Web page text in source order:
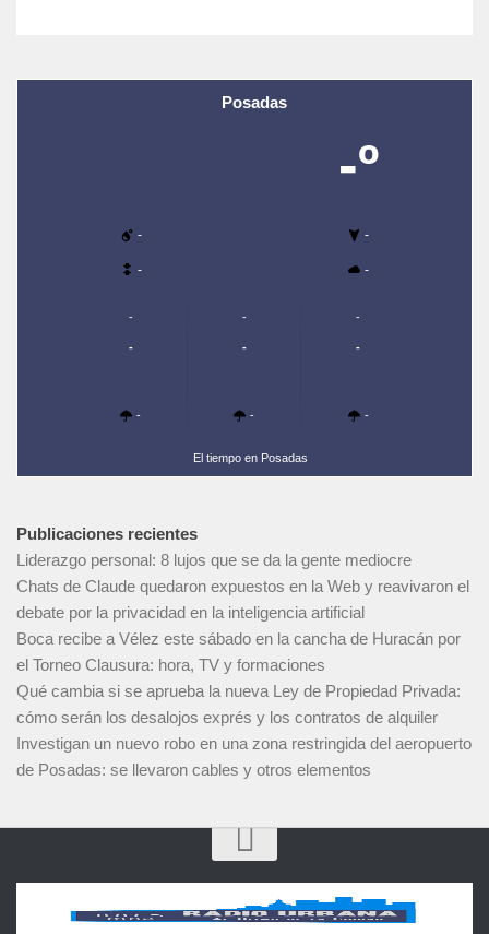
Posadas
-º
- -
- -
-
-
-
-
-
-
-
-
-
El tiempo en Posadas
Publicaciones recientes
Liderazgo personal: 8 lujos que se da la gente mediocre
Chats de Claude quedaron expuestos en la Web y reavivaron el
debate por la privacidad en la inteligencia artificial
Boca recibe a Vélez este sábado en la cancha de Huracán por
el Torneo Clausura: hora, TV y formaciones
Qué cambia si se aprueba la nueva Ley de Propiedad Privada:
cómo serán los desalojos exprés y los contratos de alquiler
Investigan un nuevo robo en una zona restringida del aeropuerto
de Posadas: se llevaron cables y otros elementos